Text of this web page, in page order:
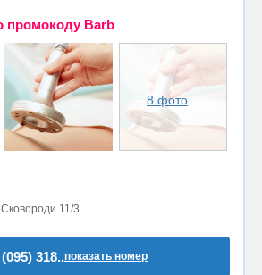
промокоду Barb
8 фото
11/3
318..показать номер